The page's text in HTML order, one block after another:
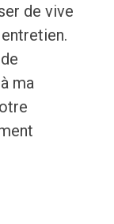
de vive
ma